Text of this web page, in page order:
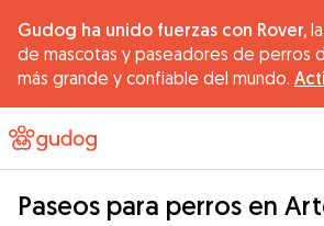
Gudog ha unido fuerzas con Rover,
de mascotas y paseadores de perros
más grande y confiable del mundo.
Paseos para perros en